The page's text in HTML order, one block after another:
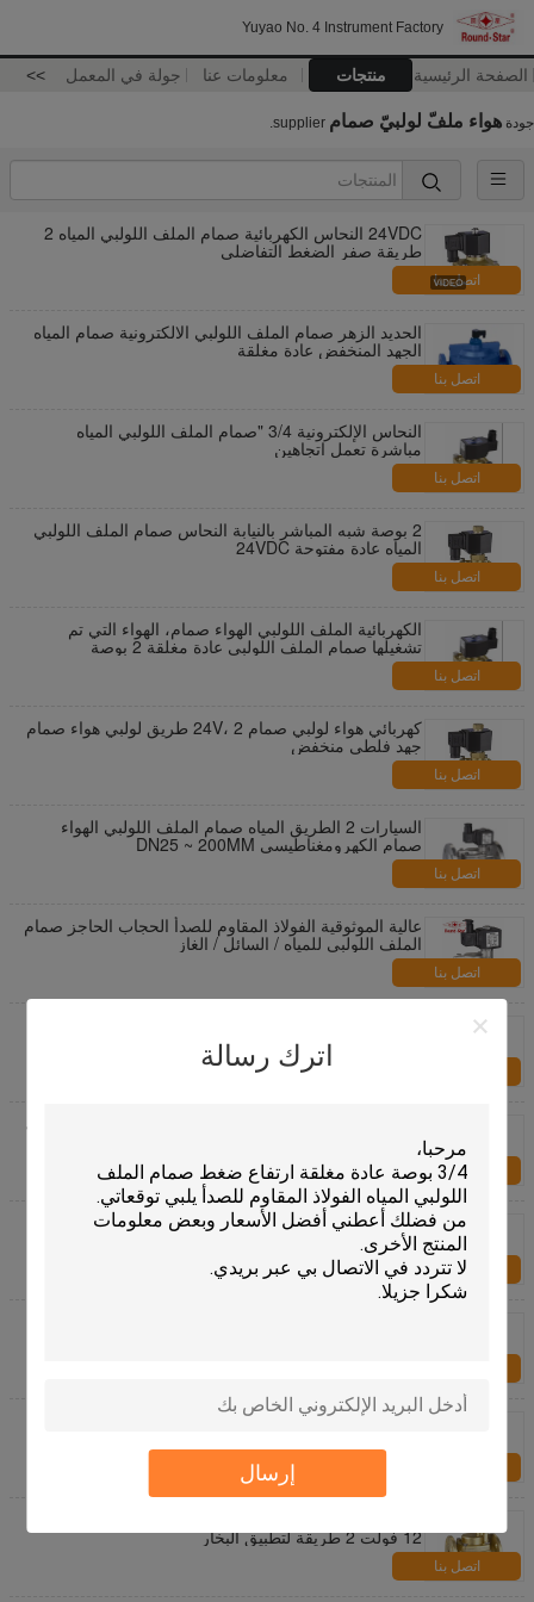
Yuyao No. 4 Instrument Factory
الصفحة الرئيسية منتجات معلومات عنا جولة في المعمل >>
اترك رسالة
إرسال
جودة هواء ملفّ لولبيّ صمام
24VDC النحاس الكهربائية صمام الملف اللولبي المياه 2
طريقة صفر الضغط التفاضلي
اتصل بنا
الحديد الزهر صمام الملف اللولبي الالكترونية صمام المياه
الجهد المنخفض عادة مغلقة
اتصل بنا
النحاس الإلكترونية 3/4 "صمام الملف اللولبي المياه
مباشرة تعمل اتجاهين
اتصل بنا
2 بوصة شبه المباشر بالنيابة النحاس صمام الملف اللولبي
المياه عادة مفتوحة 24VDC
اتصل بنا
الكهربائية الملف اللولبي الهواء صمام، الهواء التي تم
تشغيلها صمام الملف اللولبي عادة مغلقة 2 بوصة
اتصل بنا
كهربائي هواء لولبي صمام 24V، 2 طريق لولبي هواء صمام
جهد فلطي منخفض
اتصل بنا
السيارات 2 الطريق المياه صمام الملف اللولبي الهواء
صمام الكهرومغناطيسي DN25 ~ 200MM
اتصل بنا
عالية الموثوقية الفولاذ المقاوم للصدأ الحجاب الحاجز صمام
الملف اللولبي للمياه / السائل / الغاز
اتصل بنا
اللولبي صمام شفة وتركيب سريع
ضعف القلوية المضادة للتآكل البلاستيك اللولبي صمام أوبك
اتصل بنا
أسود 1/2 بوصة أنتي كوروسيون البلاستيك الملف اللولبي
المياه الطيار تعمل
اتصل بنا
شفة صفر الضغط التفاضلية سس البخار الملف اللولبي
12 فولت 2 طريقة لتطبيق البخار
اتصل بنا